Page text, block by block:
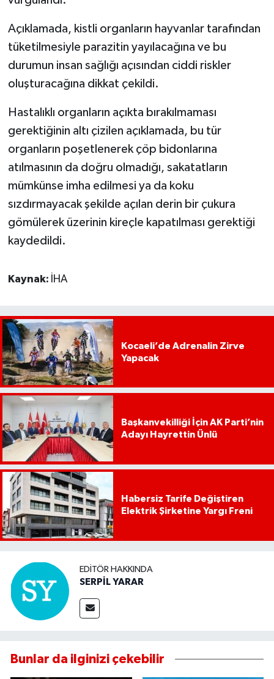
Açıklamada, kistli organların hayvanlar tarafından
tüketilmesiyle parazitin yayılacağına ve bu
durumun insan sağlığı açısından ciddi riskler
oluşturacağına dikkat çekildi.
Hastalıklı organların açıkta bırakılmaması
gerektiğinin altı çizilen açıklamada, bu tür
organların poşetlenerek çöp bidonlarına
atılmasının da doğru olmadığı, sakatatların
mümkünse imha edilmesi ya da koku
sızdırmayacak şekilde açılan derin bir çukura
gömülerek üzerinin kireçle kapatılması gerektiği
kaydedildi.
Kaynak: İHA
Kocaeli’de Adrenalin Zirve
Yapacak
Başkanvekilliği İçin AK Parti’nin
Adayı Hayrettin Ünlü
Habersiz Tarife Değiştiren
Elektrik Şirketine Yargı Freni
EDITÖR HAKKINDA
SERPİL YARAR
Bunlar da ilginizi çekebilir